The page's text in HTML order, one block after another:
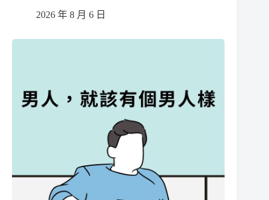
2026 年 8 月 6 日